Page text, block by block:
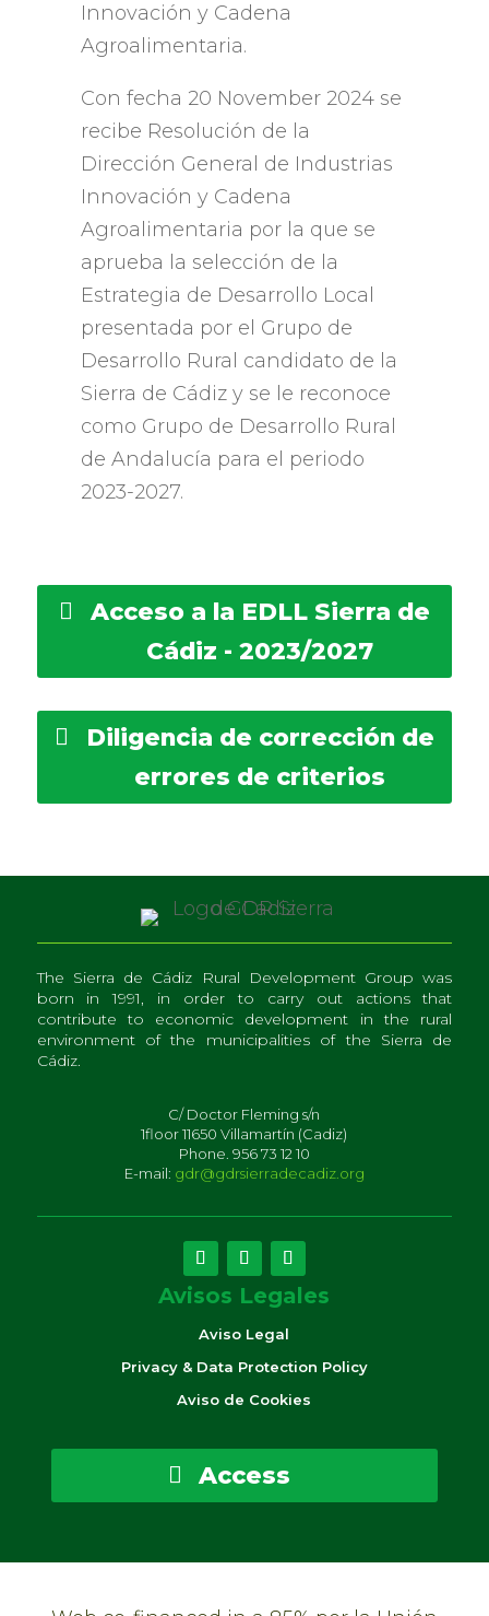
Innovación y Cadena
Agroalimentaria.
Con fecha 20 November 2024 se
recibe Resolución de la
Dirección General de Industrias
Innovación y Cadena
Agroalimentaria por la que se
aprueba la selección de la
Estrategia de Desarrollo Local
presentada por el Grupo de
Desarrollo Rural candidato de la
Sierra de Cádiz y se le reconoce
como Grupo de Desarrollo Rural
de Andalucía para el periodo
2023-2027.
Acceso a la EDLL Sierra de
Cádiz - 2023/2027
Diligencia de corrección de
errores de criterios
The Sierra de Cádiz Rural Development Group was
born in 1991, in order to carry out actions that
contribute to economic development in the rural
environment of the municipalities of the Sierra de
Cádiz.
C/ Doctor Fleming s/n
1floor 11650 Villamartín (Cadiz)
Phone. 956 73 12 10
E-mail: gdr@gdrsierradecadiz.org
Avisos Legales
Aviso Legal
Privacy & Data Protection Policy
Aviso de Cookies
Access